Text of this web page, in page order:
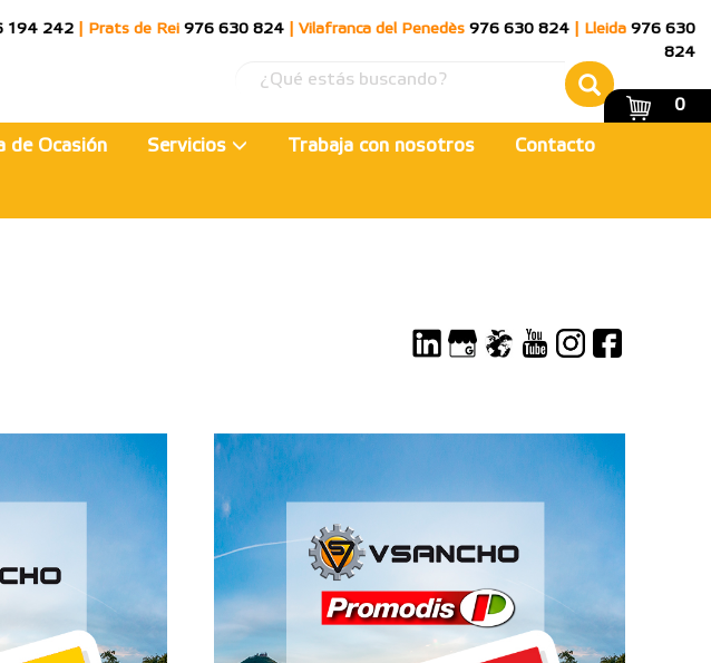
194 242 Prats de Rei 976 630 824 Vilafranca del Penedès 976 630 824 Lleida 976 630
824
0
de Ocasión Servicios Trabaja con nosotros Contacto